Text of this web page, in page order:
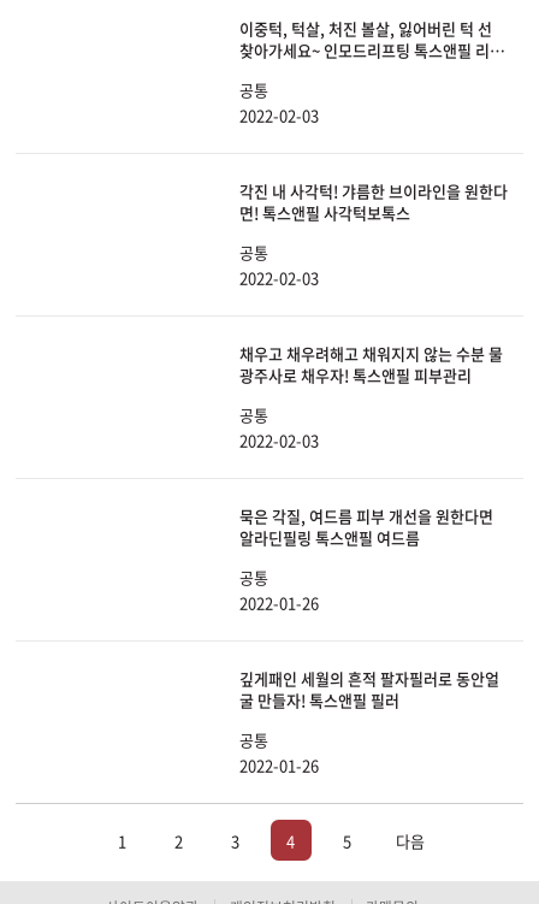
이중턱, 턱살, 처진 볼살, 잃어버린 턱 선
찾아가세요~ 인모드리프팅 톡스앤필 리프
공통
2022-02-03
각진 내 사각턱! 갸름한 브이라인을 원한다
면! 톡스앤필 사각턱보톡스
공통
2022-02-03
채우고 채우려해고 채워지지 않는 수분 물
광주사로 채우자! 톡스앤필 피부관리
공통
2022-02-03
묵은 각질, 여드름 피부 개선을 원한다면
알라딘필링 톡스앤필 여드름
공통
2022-01-26
깊게패인 세월의 흔적 팔자필러로 동안얼
굴 만들자! 톡스앤필 필러
공통
2022-01-26
1 2 3 4 5 다음